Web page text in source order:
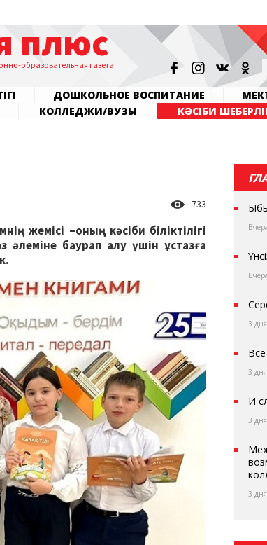
плюс
образовательная газета
ДОШКОЛЬНОЕ ВОСПИТАНИЕ
КОЛЛЕДЖИ/ВУЗЫ КӘСІБИ
733
жемісі –оның кәсіби біліктілігі
баурап алу үшін ұстазға
3
3
И
3
3